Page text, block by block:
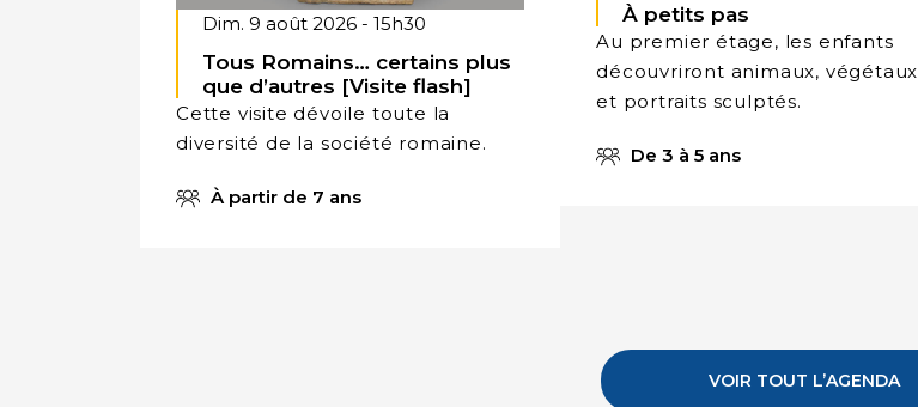
Tous Romains… certains plus
que d’autres [Visite flash]
Dim. 9 août 2026 - 15h30
Cette visite dévoile toute la
diversité de la société romaine.
À partir de 7 ans
À petits pas
Au premier étage, les enfants
découvriront animaux, végétaux
et portraits sculptés.
De 3 à 5 ans
VOIR TOUT L’AGENDA